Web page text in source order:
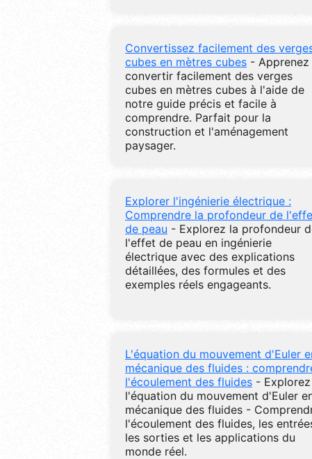
Convertissez facilement des
cubes en mètres cubes - Apprenez
convertir facilement des verges
cubes en mètres cubes à l'aide de
notre guide précis et facile à
comprendre. Parfait pour la
construction et l'aménagement
paysager.
Explorer l'ingénierie électrique :
Comprendre la profondeur de
de peau - Explorez la profondeur
l'effet de peau en ingénierie
électrique avec des explications
détaillées, des formules et des
exemples réels engageants.
L'équation du mouvement d'Euler
mécanique des fluides :
l'écoulement des fluides - Explorez
l'équation du mouvement d'Euler
mécanique des fluides -
l'écoulement des fluides, les
les sorties et les applications du
monde réel.